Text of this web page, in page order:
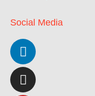
Social Media